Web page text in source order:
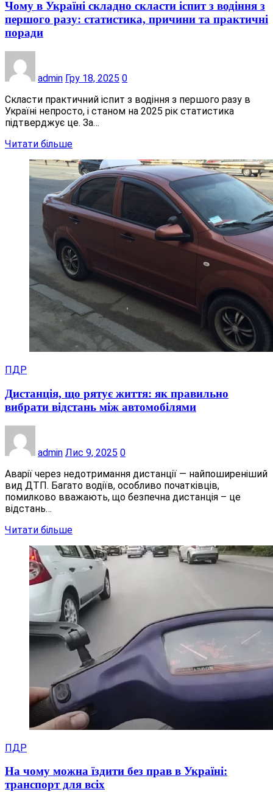
Чому в Україні складно скласти іспит з водіння з
першого разу: статистика, причини та практичні
поради
admin Гру 18, 2025 0
Скласти практичний іспит з водіння з першого разу в
Україні непросто, і станом на 2025 рік статистика
підтверджує це. За…
Читати більше
ПДР
Дистанція, що рятує життя: як правильно
вибрати відстань між автомобілями
admin Лис 9, 2025 0
Аварії через недотримання дистанції — найпоширеніший
вид ДТП. Багато водіїв, особливо початківців,
помилково вважають, що безпечна дистанція – це
відстань…
Читати більше
ПДР
На чому можна їздити без прав в Україні:
транспорт для всіх